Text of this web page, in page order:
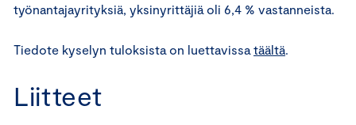
työnantajayrityksiä, yksinyrittäjiä oli 6,4 % vastanneista.
Tiedote kyselyn tuloksista on luettavissa täältä.
Liitteet